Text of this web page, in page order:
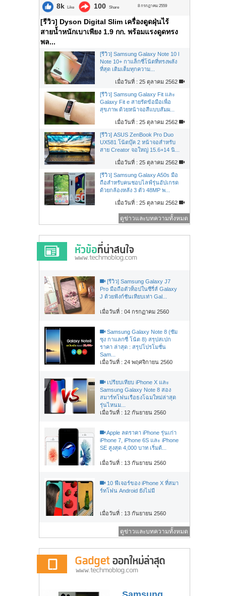
8k Like 100 Share 8 กรกฎาคม 2559
[รีวิว] Dyson Digital Slim เครื่องดูดฝุ่นไร้
สายน้ำหนักเบาเพียง 1.9 กก. พร้อมแรงดูดทรง
พล...
[รีวิว] Samsung Galaxy Note 10 l
Note 10+ กาแล็กซี่โน้ตที่ทรงพลัง
ที่สุด เติมเต็มทุกความ...
เมื่อวันที่ : 25 ตุลาคม 2562
[รีวิว] Samsung Galaxy Fit และ
Galaxy Fit e สายรัดข้อมือเพื่อ
สุขภาพ ด้วยหน้าจอสีแบบสัมผ...
เมื่อวันที่ : 25 ตุลาคม 2562
[รีวิว] ASUS ZenBook Pro Duo
UX581 โน้ตบุ๊ค 2 หน้าจอสำหรับ
สาย Creator จอใหญ่ 15.6+14 นิ...
เมื่อวันที่ : 25 ตุลาคม 2562
[รีวิว] Samsung Galaxy A50s มือ
ถือสำหรับคนชอบไลฟ์รุ่นอัปเกรด
ด้วยกล้องหลัง 3 ตัว 48MP พ...
เมื่อวันที่ : 25 ตุลาคม 2562
ดูข่าวและบทความทั้งหมด
[รีวิว] Samsung Galaxy J7
Pro มือถือตัวท็อปในซีรี่ส์ Galaxy
J ด้วยฟังก์ชันเทียบเท่า Gal...
เมื่อวันที่ : 04 กรกฏาคม 2560
Samsung Galaxy Note 8 (ซัม
ซุง กาแลกซี่ โน้ต 8) สรุปสเปก
ราคา ล่าสุด : สรุปโปรโมชั่น
Sam...
เมื่อวันที่ : 24 พฤศจิกายน 2560
เปรียบเทียบ iPhone X และ
Samsung Galaxy Note 8 สอง
สมาร์ทโฟนเรือธงโฉมใหม่ล่าสุด
รุ่นไหนม...
เมื่อวันที่ : 12 กันยายน 2560
Apple ลดราคา iPhone รุ่นเก่า
iPhone 7, iPhone 6S และ iPhone
SE สูงสุด 4,000 บาท เริ่มต้...
เมื่อวันที่ : 13 กันยายน 2560
10 ฟีเจอร์ของ iPhone X ที่สมา
ร์ทโฟน Android ยังไม่มี
เมื่อวันที่ : 13 กันยายน 2560
ดูข่าวและบทความทั้งหมด